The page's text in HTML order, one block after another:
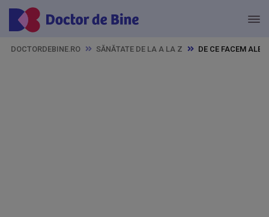
DOCTORDEBINE.RO SĂNĂTATE DE LA A LA Z DE CE FACEM